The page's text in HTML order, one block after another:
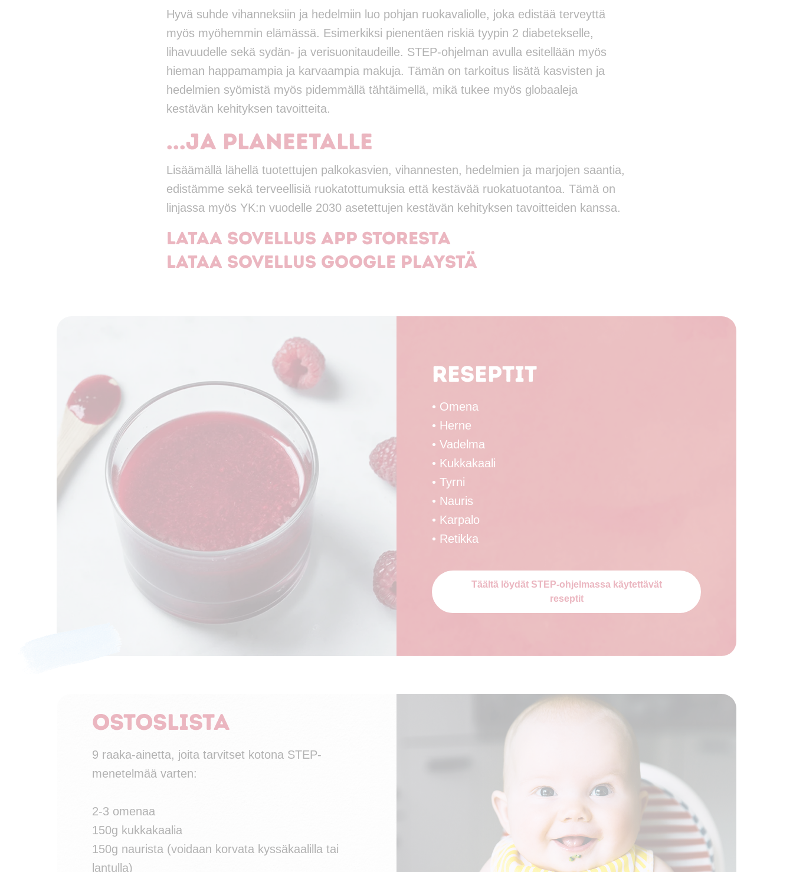
Hyvä suhde vihanneksiin ja hedelmiin luo pohjan ruokavaliolle, joka edistää terveyttä
myös myöhemmin elämässä. Esimerkiksi pienentäen riskiä tyypin 2 diabetekselle,
lihavuudelle sekä sydän- ja verisuonitaudeille. STEP-ohjelman avulla esitellään myös
hieman happamampia ja karvaampia makuja. Tämän on tarkoitus lisätä kasvisten ja
hedelmien syömistä myös pidemmällä tähtäimellä, mikä tukee myös globaaleja
kestävän kehityksen tavoitteita.
...Ja planeetalle
Lisäämällä lähellä tuotettujen palkokasvien, vihannesten, hedelmien ja marjojen saantia,
edistämme sekä terveellisiä ruokatottumuksia että kestävää ruokatuotantoa. Tämä on
linjassa myös YK:n vuodelle 2030 asetettujen kestävän kehityksen tavoitteiden kanssa.
Lataa sovellus App Storesta
Lataa sovellus Google Playstä
Reseptit
• Omena
• Herne
• Vadelma
• Kukkakaali
• Tyrni
• Nauris
• Karpalo
• Retikka
Täältä löydät STEP-ohjelmassa käytettävät
reseptit
Ostoslista
9 raaka-ainetta, joita tarvitset kotona STEP-
menetelmää varten:
2-3 omenaa
150g kukkakaalia
150g naurista (voidaan korvata kyssäkaalilla tai
lantulla)